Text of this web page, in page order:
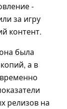
-
за игру
контент.
была
а в
релизов на